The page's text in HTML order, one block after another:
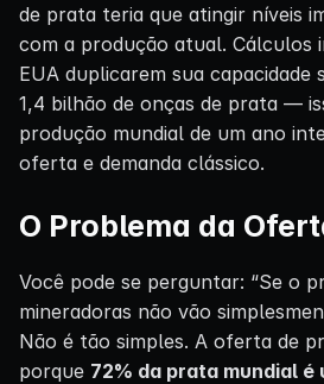
de prata teria que atingir níveis
com a produção atual. Cálculos
EUA duplicarem sua capacidade
1,4 bilhão de onças de prata —
produção mundial de um ano
oferta e demanda clássico.
O Problema da
Você pode se perguntar: “Se o
mineradoras não vão
Não é tão simples. A oferta de
porque 72% da prata mundial é